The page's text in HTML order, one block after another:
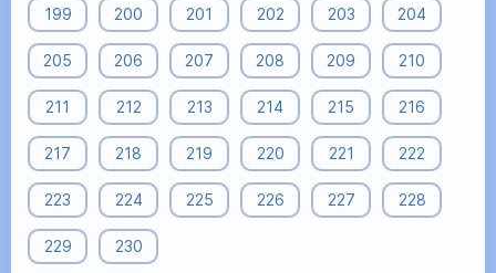
199 200 201 202 203 204
205 206 207 208 209 210
211 212 213 214 215 216
217 218 219 220 221 222
223 224 225 226 227 228
229 230